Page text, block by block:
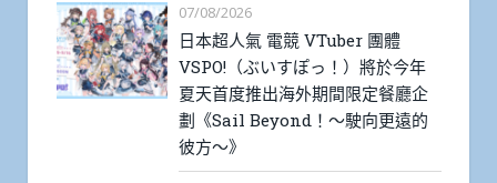
07/08/2026
日本超人氣 電競 VTuber 團體
VSPO!（ぶいすぽっ！）將於今年
夏天首度推出海外期間限定餐廳企
劃《Sail Beyond！～駛向更遠的
彼方～》